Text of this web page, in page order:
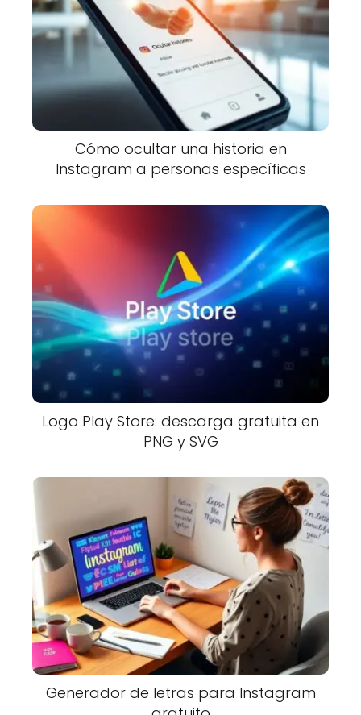
Cómo ocultar una historia en
Instagram a personas específicas
Logo Play Store: descarga gratuita en
PNG y SVG
Generador de letras para Instagram